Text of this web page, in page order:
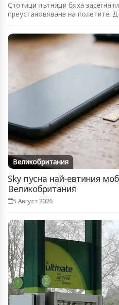
Стотици пътници бяха
преустановяване на полетите.
Великобритания
Sky пусна най-евтиния
Великобритания
5 Август 2026